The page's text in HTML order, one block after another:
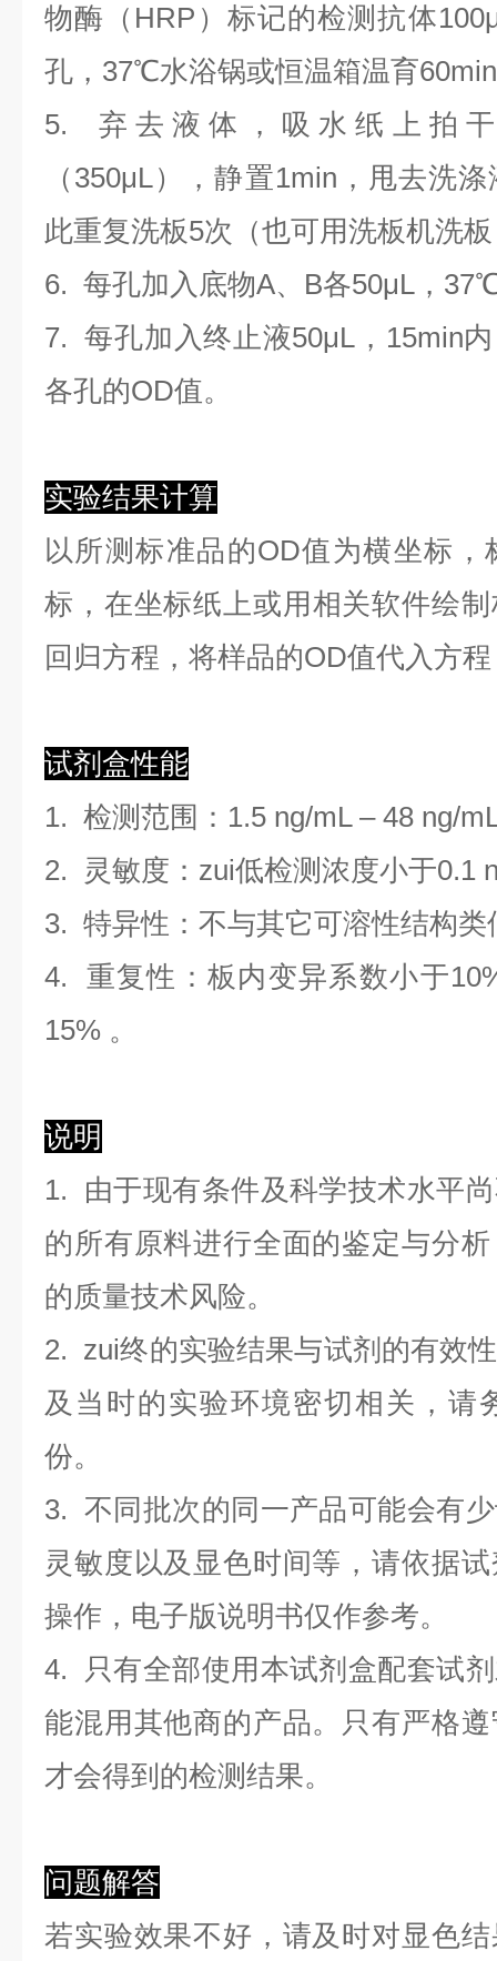
物酶（HRP）标记的检测抗体
孔，37℃水浴锅或恒温箱温育
5. 弃去液体，吸水纸上拍
（350μL）
，静置1min，甩去洗
此重复洗板5次（也可用洗板机洗
6. 每孔加入底物A、B各50μL，
7. 每孔加入终止液50μL，15min
各孔的OD值。
实验结果计算
以所测标准品的OD值为横坐标，
标，在坐标纸上或用相关软件绘制
回归方程 ， 将样品的OD值代入方
试剂盒性能
1. 检测范围 ： 1.5 ng/mL –48 ng/
2. 灵敏度：zui低检测浓度小于0.1
3. 特异性：不与其它可溶性结构类
4. 重复性：板内变异系数小于10
15% 。
说明
1. 由于现有条件及科学技术水平
的所有原料进行全面的鉴定与分
的质量技术风险。
2. zui终的实验结果与试剂的有效
及当时的实验环境密切相关，请
份。
3. 不同批次的同一产品可能会有
灵敏度以及显色时间等，请依据
操作，电子版说明书仅作参考。
4. 只有全部使用本试剂盒配套试
能混用其他商的产品。只有严格
才会得到的检测结果。
问题解答
若实验效果不好，请及时对显色